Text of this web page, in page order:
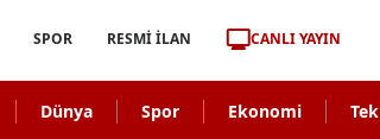
SPOR RESMİ İLAN CANLI YAYIN
Dünya Spor Ekonomi